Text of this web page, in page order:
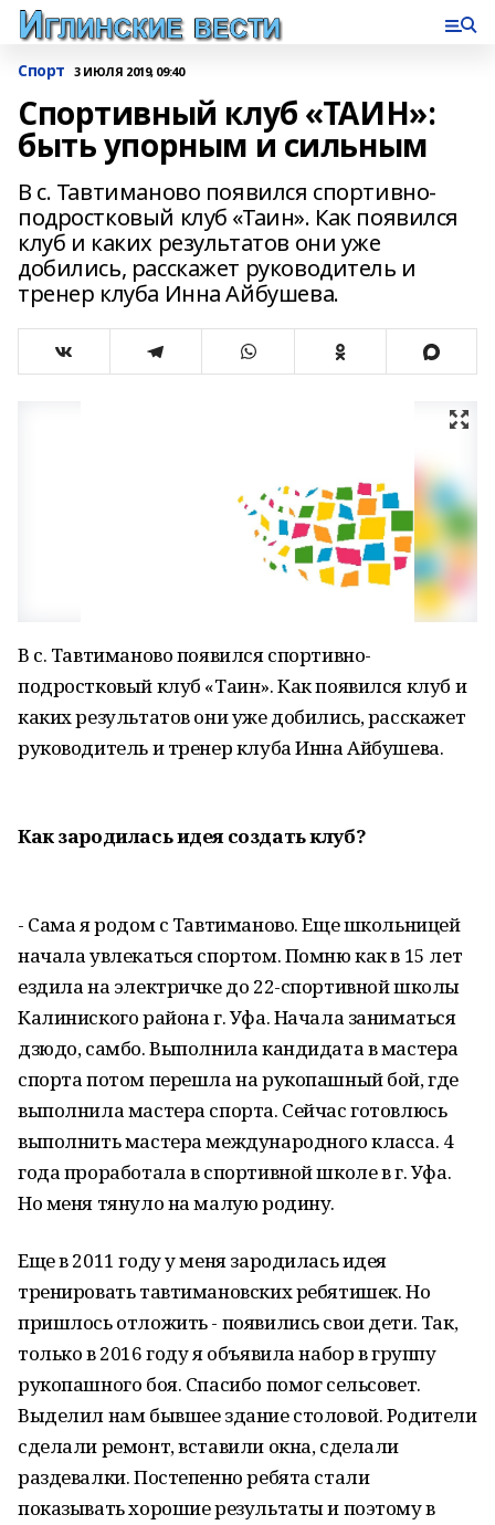
Спорт 3 ИЮЛЯ 2019, 09:40
Спортивный клуб «ТАИН»:
быть упорным и сильным
В с. Тавтиманово появился спортивно-
подростковый клуб «Таин». Как появился
клуб и каких результатов они уже
добились, расскажет руководитель и
тренер клуба Инна Айбушева.
В с. Тавтиманово появился спортивно-
подростковый клуб «Таин». Как появился клуб и
каких результатов они уже добились, расскажет
руководитель и тренер клуба Инна Айбушева.
Как зародилась идея создать клуб?
- Сама я родом с Тавтиманово. Еще школьницей
начала увлекаться спортом. Помню как в 15 лет
ездила на электричке до 22-спортивной школы
Калиниского района г. Уфа. Начала заниматься
дзюдо, самбо. Выполнила кандидата в мастера
спорта потом перешла на рукопашный бой, где
выполнила мастера спорта. Сейчас готовлюсь
выполнить мастера международного класса. 4
года проработала в спортивной школе в г. Уфа.
Но меня тянуло на малую родину.
Еще в 2011 году у меня зародилась идея
тренировать тавтимановских ребятишек. Но
пришлось отложить - появились свои дети. Так,
только в 2016 году я объявила набор в группу
рукопашного боя. Спасибо помог сельсовет.
Выделил нам бывшее здание столовой. Родители
сделали ремонт, вставили окна, сделали
раздевалки. Постепенно ребята стали
показывать хорошие результаты и поэтому в